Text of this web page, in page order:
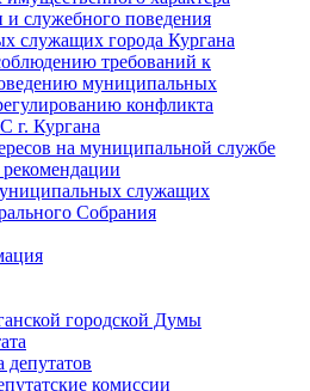
и служебного поведения
служащих города Кургана
требований к
муниципальных
конфликта
г. Кургана
на муниципальной службе
служащих
Cобрания
городской Думы
комиссии